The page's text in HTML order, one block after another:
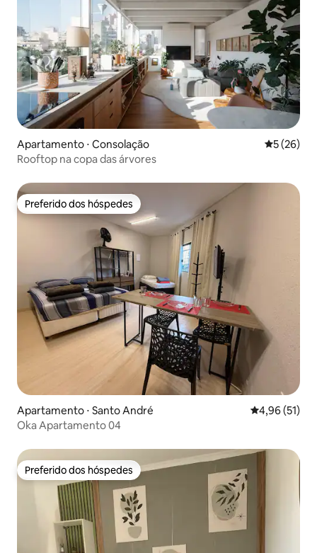
Apartamento ⋅ Consolação 5 de uma
5 (26)
Rooftop na copa das árvores
Preferido dos hóspedes
Preferido dos hóspedes
Apartamento ⋅ Santo André 4,96 de uma
4,96 (51)
Oka Apartamento 04
Preferido dos hóspedes
Preferido dos hóspedes